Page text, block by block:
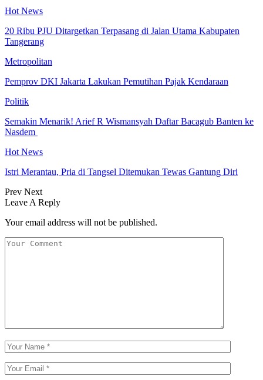
Hot News
20 Ribu PJU Ditargetkan Terpasang di Jalan Utama Kabupaten
Tangerang
Metropolitan
Pemprov DKI Jakarta Lakukan Pemutihan Pajak Kendaraan
Politik
Semakin Menarik! Arief R Wismansyah Daftar Bacagub Banten ke
Nasdem
Hot News
Istri Merantau, Pria di Tangsel Ditemukan Tewas Gantung Diri
Prev Next
Leave A Reply
Your email address will not be published.